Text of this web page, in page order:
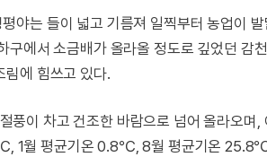
야는 들이 넓고 기름져 일찍부터 농업이
구에서 소금배가 올라올 정도로 깊었던 감
림에 힘쓰고 있다.
풍이 차고 건조한 바람으로 넘어 올라오며,
1월 평균기온 0.8℃, 8월 평균기온